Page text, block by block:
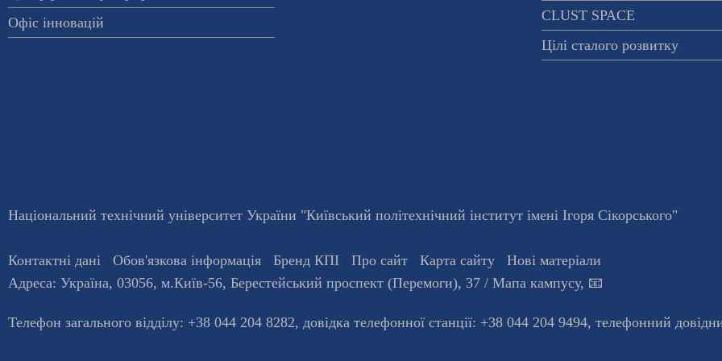
Офіс інновацій
CLUST SPACE
Цілі сталого розвитку
Національний технічний університет України "Київський політехнічний інститут імені Ігоря Сікорського"
Контактні дані Обов'язкова інформація Бренд КПІ Про сайт Карта сайту
Нові матеріали
Адреса: Україна, 03056, м.Київ-56, Берестейський проспект (Перемоги), 37 / Мапа кампусу, 📧
Телефон загального відділу: +38 044 204 8282, довiдка телефонної станцiї: +38 044 204 9494, телефонний